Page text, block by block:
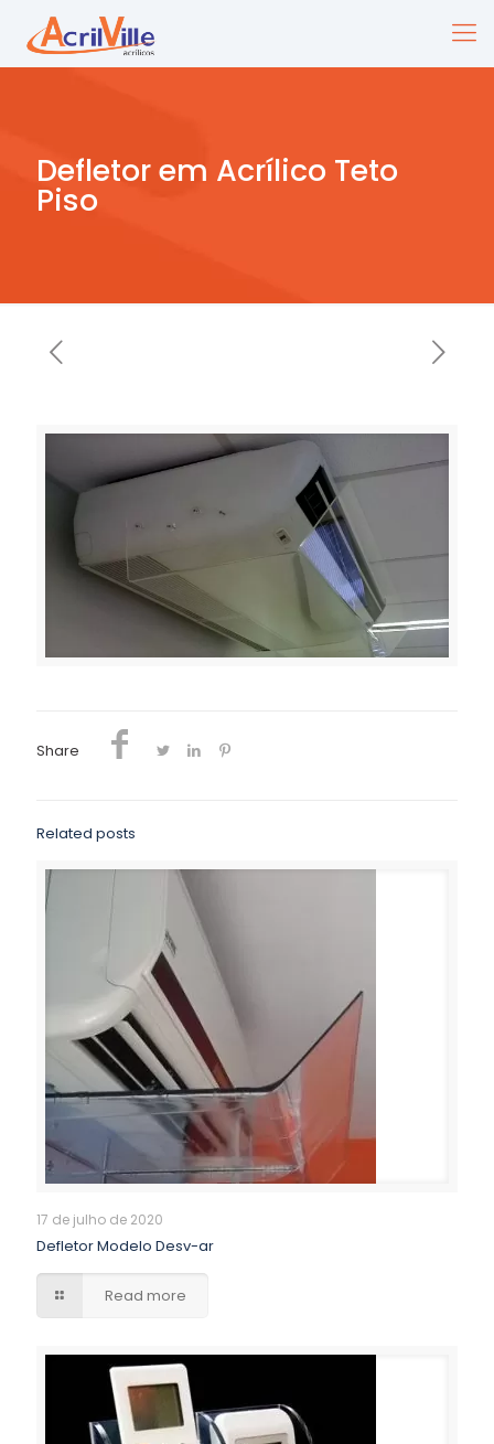
Defletor em Acrílico Teto
Piso
Share
Related posts
17 de julho de 2020
Defletor Modelo Desv-ar
Read more